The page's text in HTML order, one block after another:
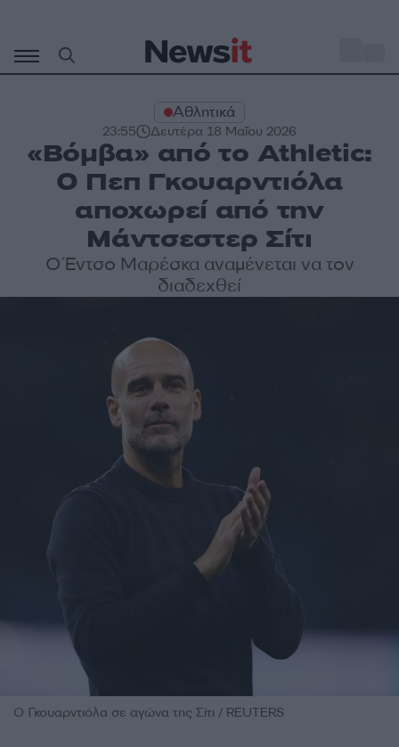
περιεχόμενο
Αθλητικά
23:55 Δευτέρα 18 Μαΐου 2026
«Βόμβα» από το Athletic:
Ο Πεπ Γκουαρντιόλα
αποχωρεί από την
Μάντσεστερ Σίτι
Ο Έντσο Μαρέσκα αναμένεται να τον
διαδεχθεί
Ο Γκουαρντιόλα σε αγώνα της Σίτι / REUTERS